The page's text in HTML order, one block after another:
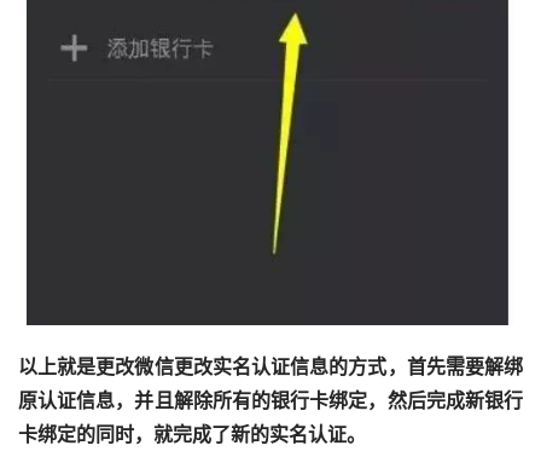
以上就是更改微信更改实名认证信息的方式，首先需要解绑
原认证信息，并且解除所有的银行卡绑定，然后完成新银行
卡绑定的同时，就完成了新的实名认证。